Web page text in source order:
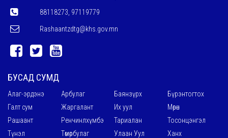
88118273, 97119779
Rashaantzdtg@khs.gov.mn
БУСАД СУМД
Алаг-эрдэнэ Арбулаг Баянзүрх
Бүрэнтогтох
Галт сум
Жаргалант Их уул
Мөрөн
Рашаант
Ренчинлхүмбэ Тариалан
Тосонцэнгэл
Түнэл
Төмөрбулаг Улаан Уул Ханх